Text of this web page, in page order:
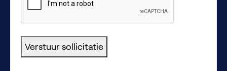
Verstuur sollicitatie